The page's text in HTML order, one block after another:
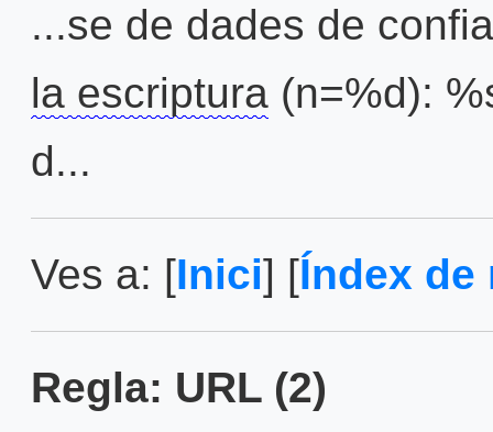
...se de dades de
la escriptura (n=%d):
d...
Ves a: [Inici] [Índex de
Regla: URL (2)